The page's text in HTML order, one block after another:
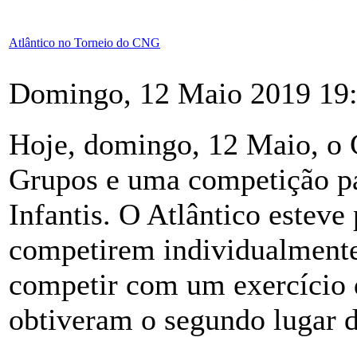
Atlântico no Torneio do CNG
Domingo, 12 Maio 2019
Hoje, domingo, 12 Maio, o
Grupos e uma competição
Infantis. O Atlântico esteve
competirem
competir com um
obtiveram o segundo lugar